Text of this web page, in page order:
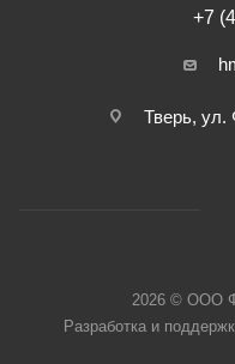
+7
Тверь, ул.
2026 © ООО
Разработка и